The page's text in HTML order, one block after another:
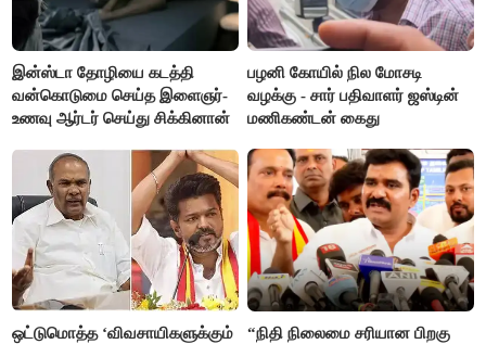
இன்ஸ்டா தோழியை கடத்தி
வன்கொடுமை செய்த இளைஞர்-
உணவு ஆர்டர் செய்து சிக்கினான்
பழனி கோயில் நில மோசடி
வழக்கு - சார் பதிவாளர் ஜஸ்டின்
மணிகண்டன் கைது
ஒட்டுமொத்த ‘விவசாயிகளுக்கும்
“நிதி நிலைமை சரியான பிறகு